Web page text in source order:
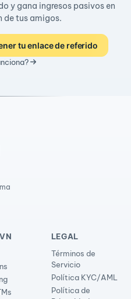
y gana ingresos pasivos en
de tus amigos.
tu enlace de referido
LEGAL
Términos de
Servicio
Política KYC/AML
Política de